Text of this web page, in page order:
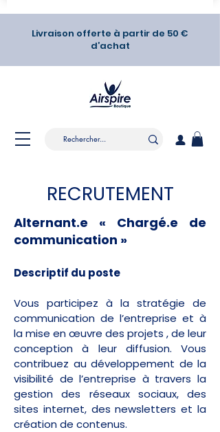
Livraison offerte à partir de 50 €
d’achat
RECRUTEMENT
Alternant.e « Chargé.e de
communication »
Descriptif du poste
Vous participez à la stratégie de
communication de l’entreprise et à
la mise en œuvre des projets , de leur
conception à leur diffusion. Vous
contribuez au développement de la
visibilité de l’entreprise à travers la
gestion des réseaux sociaux, des
sites internet, des newsletters et la
création de contenus.